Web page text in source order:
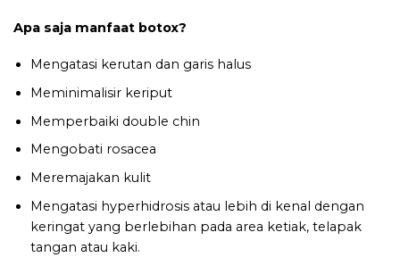
Apa saja manfaat botox?
Mengatasi kerutan dan garis halus
Meminimalisir keriput
Memperbaiki double chin
Mengobati rosacea
Meremajakan kulit
Mengatasi hyperhidrosis atau lebih di kenal dengan
keringat yang berlebihan pada area ketiak, telapak
tangan atau kaki.